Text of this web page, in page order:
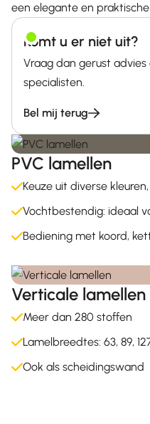
een elegante en
Komt u er niet uit?
Vraag dan gerust
specialisten.
Bel mij terug
PVC lamellen
Keuze uit diverse
Vochtbestendig: ideaal
Bediening met koord,
Verticale lamellen
Meer dan 280 stoffen
Lamelbreedtes: 63, 89,
Ook als scheidingswand